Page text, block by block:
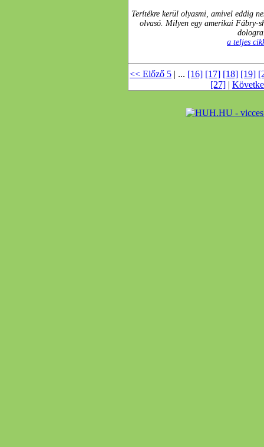
Terítékre kerül olyasmi, amivel eddig
olvasó. Milyen egy amerikai Fábry-
a teljes
<< Előző 5 | ... [16] [17] [18] [19]
[27] |